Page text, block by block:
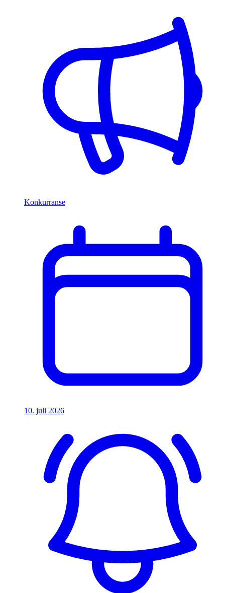
Konkurranse
10. juli 2026